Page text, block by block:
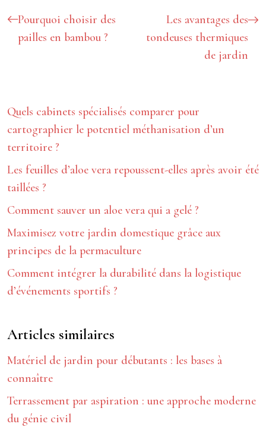
Pourquoi choisir des
pailles en bambou ?
Les avantages des
tondeuses thermiques
de jardin
Quels cabinets spécialisés comparer pour
cartographier le potentiel méthanisation d’un
territoire ?
Les feuilles d’aloe vera repoussent-elles après avoir été
taillées ?
Comment sauver un aloe vera qui a gelé ?
Maximisez votre jardin domestique grâce aux
principes de la permaculture
Comment intégrer la durabilité dans la logistique
d’événements sportifs ?
Articles similaires
Matériel de jardin pour débutants : les bases à
connaître
Terrassement par aspiration : une approche moderne
du génie civil